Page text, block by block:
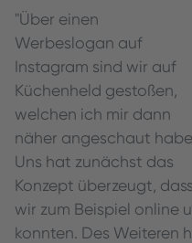
"Über einen
Werbeslogan auf
Instagram sind wir auf
Küchenheld gestoßen,
welchen ich mir dann
näher angeschaut
Uns hat zunächst das
Konzept überzeugt, dass
wir zum Beispiel online
konnten. Des Weiteren